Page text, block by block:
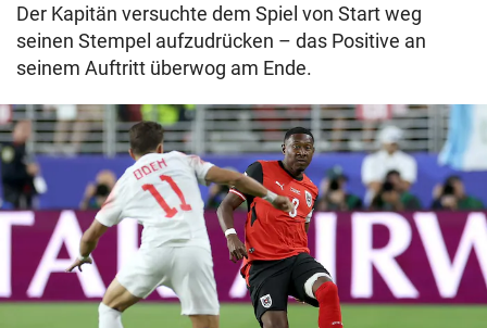
Der Kapitän versuchte dem Spiel von Start weg
seinen Stempel aufzudrücken – das Positive an
seinem Auftritt überwog am Ende.